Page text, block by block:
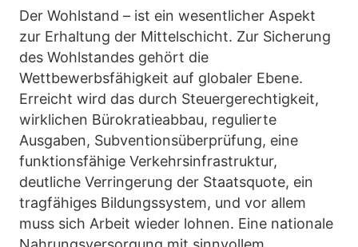
Der Wohlstand – ist ein wesentlicher Aspekt
zur Erhaltung der Mittelschicht. Zur Sicherung
des Wohlstandes gehört die
Wettbewerbsfähigkeit auf globaler Ebene.
Erreicht wird das durch Steuergerechtigkeit,
wirklichen Bürokratieabbau, regulierte
Ausgaben, Subventionsüberprüfung, eine
funktionsfähige Verkehrsinfrastruktur,
deutliche Verringerung der Staatsquote, ein
tragfähiges Bildungssystem, und vor allem
muss sich Arbeit wieder lohnen. Eine nationale